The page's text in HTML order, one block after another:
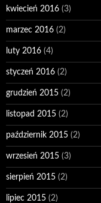
kwiecień 2016 (3)
marzec 2016 (2)
luty 2016 (4)
styczeń 2016 (2)
grudzień 2015 (2)
listopad 2015 (2)
październik 2015 (2)
wrzesień 2015 (3)
sierpień 2015 (2)
lipiec 2015 (2)